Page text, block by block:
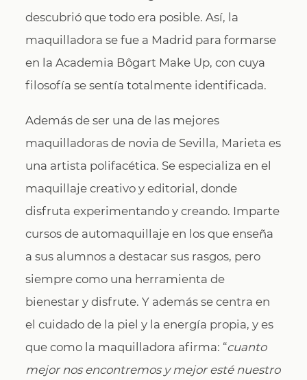
descubrió que todo era posible. Así, la
maquilladora se fue a Madrid para formarse
en la Academia Bôgart Make Up, con cuya
filosofía se sentía totalmente identificada.
Además de ser una de las mejores
maquilladoras de novia de Sevilla, Marieta es
una artista polifacética. Se especializa en el
maquillaje creativo y editorial, donde
disfruta experimentando y creando. Imparte
cursos de automaquillaje en los que enseña
a sus alumnos a destacar sus rasgos, pero
siempre como una herramienta de
bienestar y disfrute. Y además se centra en
el cuidado de la piel y la energía propia, y es
que como la maquilladora afirma: “cuanto
mejor nos encontremos y mejor esté nuestro